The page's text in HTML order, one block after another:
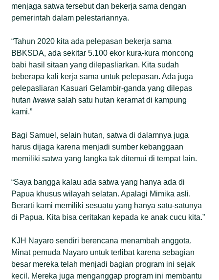
menjaga satwa tersebut dan bekerja sama dengan
pemerintah dalam pelestariannya.
“Tahun 2020 kita ada pelepasan bekerja sama
BBKSDA, ada sekitar 5.100 ekor kura-kura moncong
babi hasil sitaan yang dilepasliarkan. Kita sudah
beberapa kali kerja sama untuk pelepasan. Ada juga
pelepasliaran Kasuari Gelambir-ganda yang dilepas
hutanIwawa salah satu hutan keramat di kampung
kami.”
Bagi Samuel, selain hutan, satwa di dalamnya juga
harus dijaga karena menjadi sumber kebanggaan
memiliki satwa yang langka tak ditemui di tempat lain.
“Saya bangga kalau ada satwa yang hanya ada di
Papua khusus wilayah selatan. Apalagi Mimika asli.
Berarti kami memiliki sesuatu yang hanya satu-satunya
di Papua. Kita bisa ceritakan kepada ke anak cucu kita.”
KJH Nayaro sendiri berencana menambah anggota.
Minat pemuda Nayaro untuk terlibat karena sebagian
besar mereka telah menjadi bagian program ini sejak
kecil. Mereka juga menganggap program ini membantu